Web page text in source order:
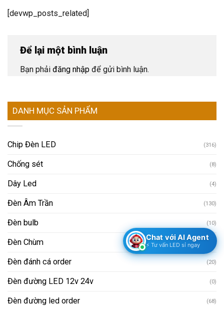
[devwp_posts_related]
Để lại một bình luận
Bạn phải đăng nhập để gửi bình luận.
DANH MỤC SẢN PHẨM
Chip Đèn LED (316)
Chống sét (8)
Dây Led (4)
Đèn Âm Trần (130)
Đèn bulb (10)
Đèn Chùm
Đèn đánh cá order (20)
Đèn đường LED 12v 24v (0)
Đèn đường led order (68)
Chat với AI Agent
⚡ Tư vấn LED sỉ ngay